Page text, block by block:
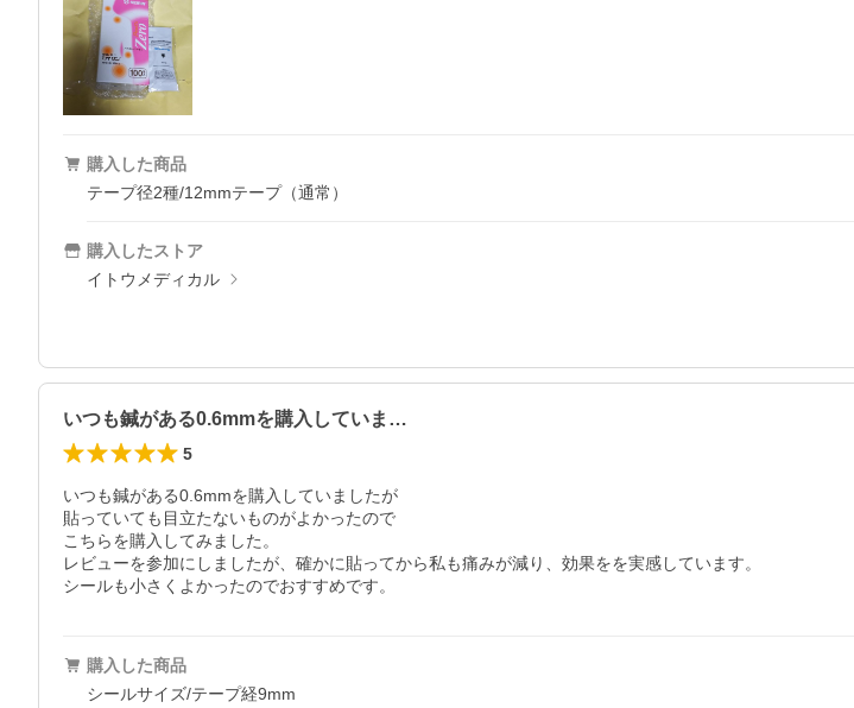
購入した商品
テープ径2種/12mmテープ（通常）
購入したストア
イトウメディカル
いつも鍼がある0.6mmを購入していま…
5
いつも鍼がある0.6mmを購入していましたが
貼っていても目立たないものがよかったので
こちらを購入してみました。
レビューを参加にしましたが、確かに貼ってから私も痛みが減り、効果をを実感しています。
シールも小さくよかったのでおすすめです。
購入した商品
シールサイズ/テープ経9mm